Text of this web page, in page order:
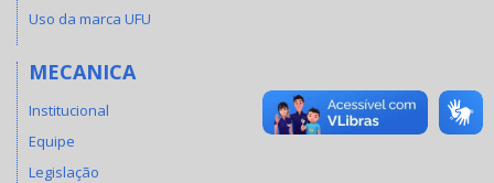
Uso da marca UFU
MECANICA
Institucional
Equipe
Legislação